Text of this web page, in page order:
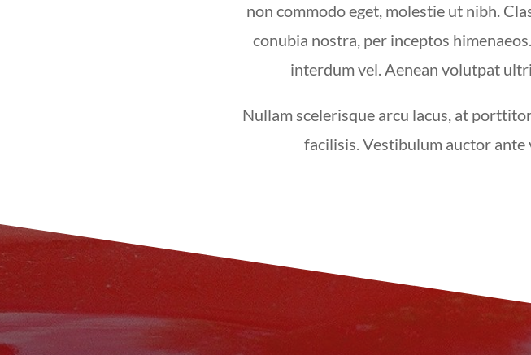
non commodo eget, molestie ut nibh.
conubia nostra, per inceptos
interdum vel. Aenean volutpat
Nullam scelerisque arcu lacus, at
facilisis. Vestibulum auctor